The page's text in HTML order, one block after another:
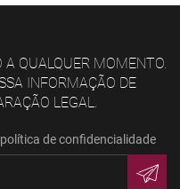
A QUALQUER MOMENTO.
INFORMAÇÃO DE
LEGAL.
de confidencialidade